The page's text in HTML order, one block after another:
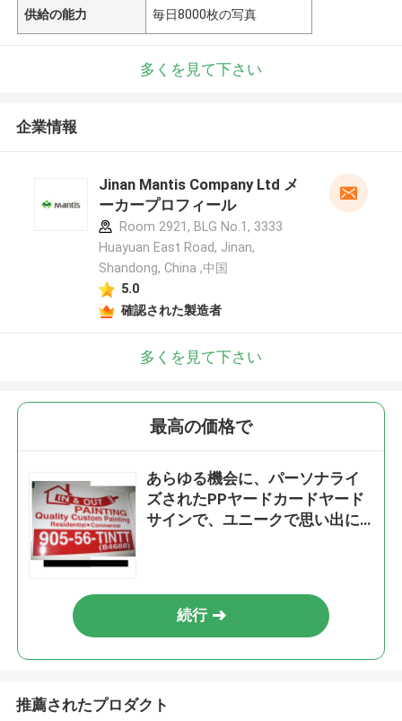
供給の能力 毎日8000枚の写真
多くを見て下さい
企業情報
Jinan Mantis Company Ltd メ
ーカープロフィール
Room 2921, BLG No.1, 3333
Huayuan East Road, Jinan,
Shandong, China ,中国
5.0
確認された製造者
多くを見て下さい
最高の価格で
あらゆる機会に、パーソナライ
ズされたPPヤードカードヤード
サインで、ユニークで思い出に
続行
推薦されたプロダクト